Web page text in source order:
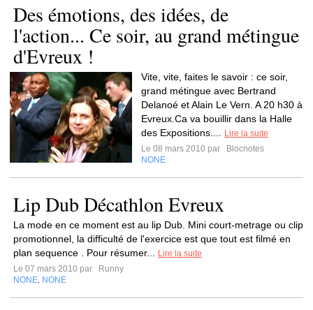
Des émotions, des idées, de
l'action... Ce soir, au grand métingue
d'Evreux !
Vite, vite, faites le savoir : ce soir,
grand métingue avec Bertrand
Delanoé et Alain Le Vern. A 20 h30 à
Evreux.Ca va bouillir dans la Halle
des Expositions....
Lire la suite
Le 08 mars 2010 par
Blocnotes
NONE
Lip Dub Décathlon Evreux
La mode en ce moment est au lip Dub. Mini court-metrage ou clip
promotionnel, la difficulté de l'exercice est que tout est filmé en
plan sequence . Pour résumer...
Lire la suite
Le 07 mars 2010 par
Runny
NONE NONE